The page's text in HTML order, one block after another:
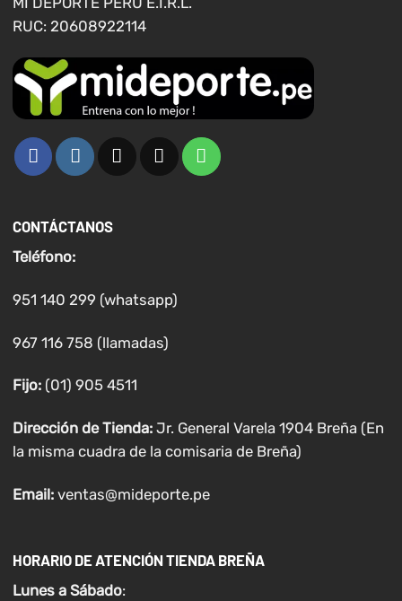
producto
RUC: 20608922114
CONTÁCTANOS
Teléfono:
951 140 299 (whatsapp)
967 116 758 (llamadas)
Fijo:(01) 905 4511
Dirección de Tienda: Jr. General Varela 1904 Breña (En
la misma cuadra de la comisaria de Breña)
Email: ventas@mideporte.pe
HORARIO DE ATENCIÓN TIENDA BREÑA
Lunes a Sábado: